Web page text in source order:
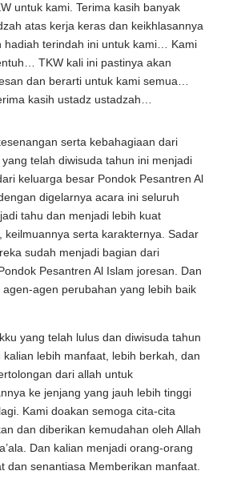
untuk kami. Terima kasih banyak
atas kerja keras dan keikhlasannya
hadiah terindah ini untuk kami… Kami
TKW kali ini pastinya akan
dan berarti untuk kami semua…
kasih ustadz ustadzah…
serta kebahagiaan dari
telah diwisuda tahun ini menjadi
keluarga besar Pondok Pesantren Al
digelarnya acara ini seluruh
tahu dan menjadi lebih kuat
keilmuannya serta karakternya. Sadar
sudah menjadi bagian dari
Pesantren Al Islam joresan. Dan
agen perubahan yang lebih baik
yang telah lulus dan diwisuda tahun
kalian lebih manfaat, lebih berkah, dan
dari allah untuk
ke jenjang yang jauh lebih tinggi
Kami doakan semoga cita-cita
dan diberikan kemudahan oleh Allah
Dan kalian menjadi orang-orang
dan senantiasa Memberikan manfaat.